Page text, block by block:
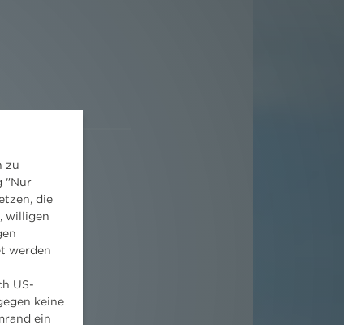
zu
"Nur
die
willigen
werden
US-
keine
ein